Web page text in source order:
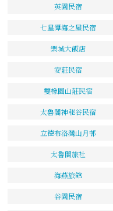
英園民宿
七星潭海之屋民宿
樂城大飯店
安莊民宿
雙橡園山莊民宿
太魯閣神秘谷民宿
立德布洛灣山月邨
太魯閣旅社
海燕旅館
谷園民宿